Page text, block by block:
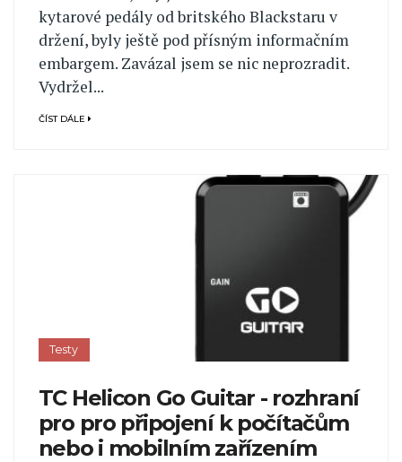
kytarové pedály od britského Blackstaru v
držení, byly ještě pod přísným informačním
embargem. Zavázal jsem se nic neprozradit.
Vydržel...
ČÍST DÁLE
Testy
TC Helicon Go Guitar - rozhraní
pro pro připojení k počítačům
nebo i mobilním zařízením